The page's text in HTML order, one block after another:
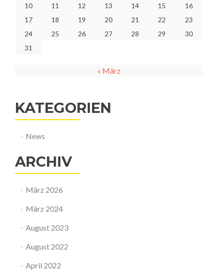
10
11 12 13 14 15
16
17
18 19 20 21 22
23
24
25 26 27 28 29
30
31
« März
KATEGORIEN
News
ARCHIV
März 2026
März 2024
August 2023
August 2022
April 2022